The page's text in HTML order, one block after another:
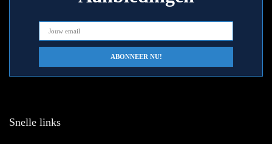
Snelle links